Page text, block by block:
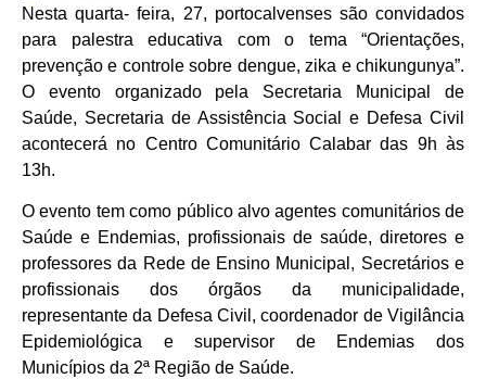
Nesta quarta- feira, 27, portocalvenses são convidados
para palestra educativa com o tema “Orientações,
prevenção e controle sobre dengue, zika e chikungunya”.
O evento organizado pela Secretaria Municipal de
Saúde, Secretaria de Assistência Social e Defesa Civil
acontecerá no Centro Comunitário Calabar das 9h às
13h.
O evento tem como público alvo agentes comunitários de
Saúde e Endemias, profissionais de saúde, diretores e
professores da Rede de Ensino Municipal, Secretários e
profissionais dos órgãos da municipalidade,
representante da Defesa Civil, coordenador de Vigilância
Epidemiológica e supervisor de Endemias dos
Municípios da 2ª Região de Saúde.